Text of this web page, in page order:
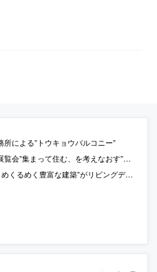
による”トウキョウバルコニー”
を考えなおす”がリビングセンターOZONEで開催[2010/9/23-10/5]
建築”がリビングデザインセンターOZONEで開催[2010/9/9-9/21]